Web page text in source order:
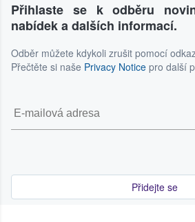
Přihlaste se k odběru
nabídek a dalších informací.
Odběr můžete kdykoli zrušit pomocí
Přečtěte si naše Privacy Notice pro další
Přidejte se